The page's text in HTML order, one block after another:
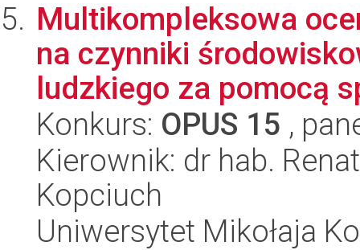
Multikompleksowa
na czynniki
ludzkiego za pomocą
Konkurs: OPUS 15 ,
Kierownik: dr hab.
Kopciuch
Uniwersytet Mikołaja